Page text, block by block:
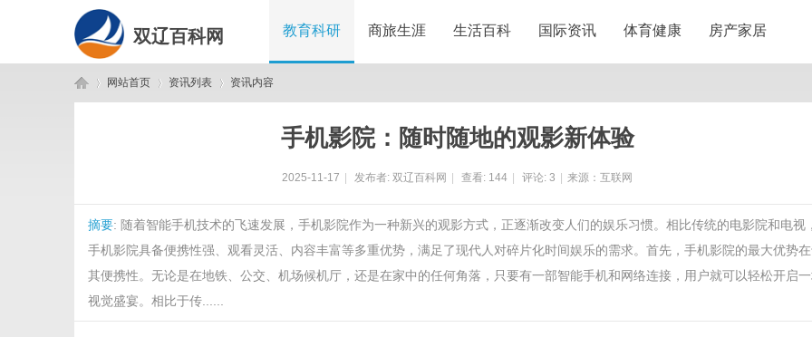
双辽百科网 教育科研 商旅生涯 生活百科 国际资讯 体育健康 房产家居
网站首页 资讯列表 资讯内容
手机影院：随时随地的观影新体验
2025-11-17 发布者: 双辽百科网 查看: 144 评论: 3 来源：互联网
摘要: 随着智能手机技术的飞速发展，手机影院作为一种新兴的观影方式，正逐渐改变人们的娱乐习惯。相比传统的电影院和电视
手机影院具备便携性强、观看灵活、内容丰富等多重优势，满足了现代人对碎片化时间娱乐的需求。首先，手机影院的最大优势
其便携性。无论是在地铁、公交、机场候机厅，还是在家中的任何角落，只要有一部智能手机和网络连接，用户就可以轻松开启
视觉盛宴。相比于传......